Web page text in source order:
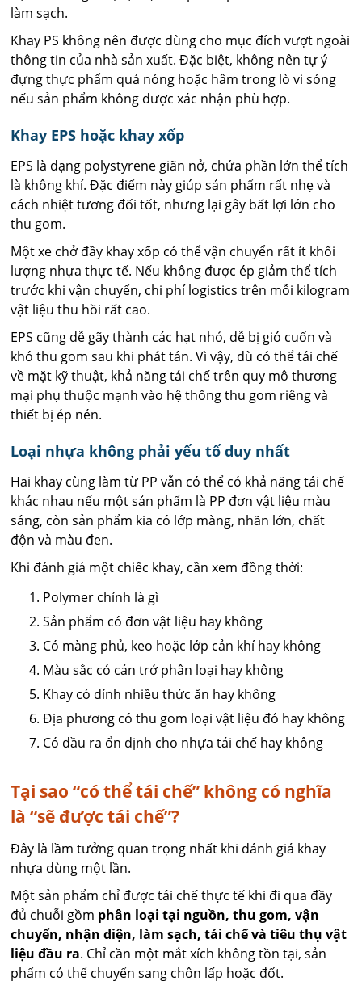
làm sạch.
Khay PS không nên được dùng cho mục đích vượt ngoài
thông tin của nhà sản xuất. Đặc biệt, không nên tự ý
đựng thực phẩm quá nóng hoặc hâm trong lò vi sóng
nếu sản phẩm không được xác nhận phù hợp.
Khay EPS hoặc khay xốp
EPS là dạng polystyrene giãn nở, chứa phần lớn thể tích
là không khí. Đặc điểm này giúp sản phẩm rất nhẹ và
cách nhiệt tương đối tốt, nhưng lại gây bất lợi lớn cho
thu gom.
Một xe chở đầy khay xốp có thể vận chuyển rất ít khối
lượng nhựa thực tế. Nếu không được ép giảm thể tích
trước khi vận chuyển, chi phí logistics trên mỗi kilogram
vật liệu thu hồi rất cao.
EPS cũng dễ gãy thành các hạt nhỏ, dễ bị gió cuốn và
khó thu gom sau khi phát tán. Vì vậy, dù có thể tái chế
về mặt kỹ thuật, khả năng tái chế trên quy mô thương
mại phụ thuộc mạnh vào hệ thống thu gom riêng và
thiết bị ép nén.
Loại nhựa không phải yếu tố duy nhất
Hai khay cùng làm từ PP vẫn có thể có khả năng tái chế
khác nhau nếu một sản phẩm là PP đơn vật liệu màu
sáng, còn sản phẩm kia có lớp màng, nhãn lớn, chất
độn và màu đen.
Khi đánh giá một chiếc khay, cần xem đồng thời:
Polymer chính là gì
Sản phẩm có đơn vật liệu hay không
Có màng phủ, keo hoặc lớp cản khí hay không
Màu sắc có cản trở phân loại hay không
Khay có dính nhiều thức ăn hay không
Địa phương có thu gom loại vật liệu đó hay không
Có đầu ra ổn định cho nhựa tái chế hay không
Tại sao “có thể tái chế” không có nghĩa
là “sẽ được tái chế”?
Đây là lầm tưởng quan trọng nhất khi đánh giá khay
nhựa dùng một lần.
Một sản phẩm chỉ được tái chế thực tế khi đi qua đầy
đủ chuỗi gồm phân loại tại nguồn, thu gom, vận
chuyển, nhận diện, làm sạch, tái chế và tiêu thụ vật
liệu đầu ra. Chỉ cần một mắt xích không tồn tại, sản
phẩm có thể chuyển sang chôn lấp hoặc đốt.